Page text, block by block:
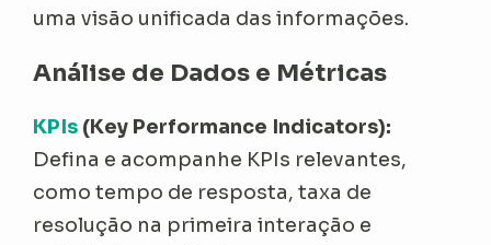
uma visão unificada das informações.
Análise de Dados e Métricas
KPIs (Key Performance Indicators):
Defina e acompanhe KPIs relevantes,
como tempo de resposta, taxa de
resolução na primeira interação e